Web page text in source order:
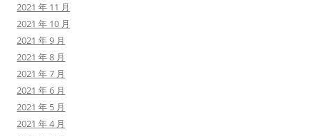
2021 年 11 月
2021 年 10 月
2021 年 9 月
2021 年 8 月
2021 年 7 月
2021 年 6 月
2021 年 5 月
2021 年 4 月